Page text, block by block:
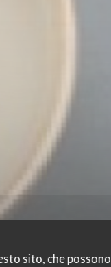
sito, che